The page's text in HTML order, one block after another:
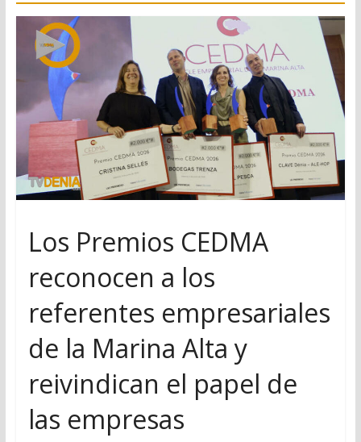
Los Premios CEDMA
reconocen a los
referentes empresariales
de la Marina Alta y
reivindican el papel de
las empresas